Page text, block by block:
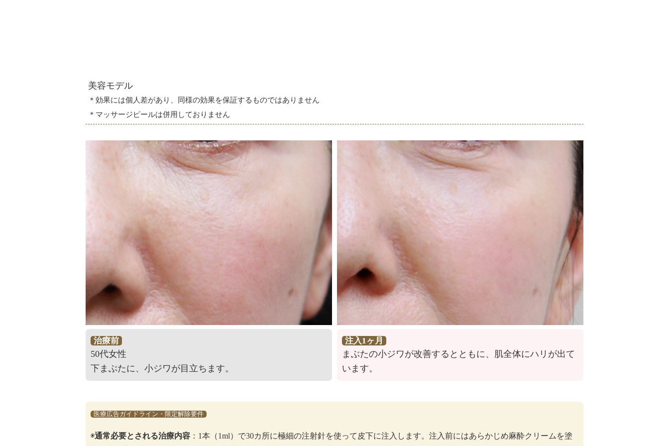
美容モデル
＊効果には個人差があり、同様の効果を保証するものではありません
＊マッサージピールは併用しておりません
治療前
50代女性
下まぶたに、小ジワが目立ちます。
注入1ヶ月
まぶたの小ジワが改善するとともに、肌全体にハリが出て
います。
医療広告ガイドライン・限定解除要件
◉通常必要とされる治療内容 ：1本（1ml）で30カ所に極細の注射針を使って皮下に注入します。注入前にはあらかじめ麻酔クリームを塗